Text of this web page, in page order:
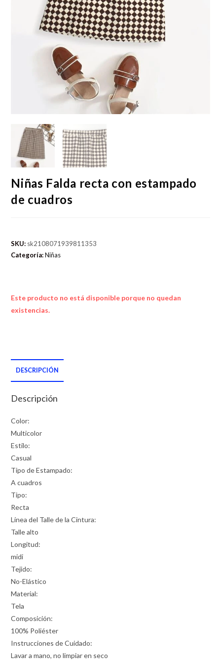
Niñas Falda recta con estampado
de cuadros
SKU: sk2108071939811353
Categoría:Niñas
Este producto no está disponible porque no quedan
existencias.
DESCRIPCIÓN
Descripción
Color:
Multicolor
Estilo:
Casual
Tipo de Estampado:
A cuadros
Tipo:
Recta
Línea del Talle de la Cintura:
Talle alto
Longitud:
midi
Tejido:
No-Elástico
Material:
Tela
Composición:
100% Poliéster
Instrucciones de Cuidado:
Lavar a mano, no limpiar en seco